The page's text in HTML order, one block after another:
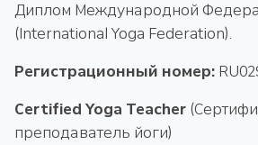
Диплом Международной
(International Yoga Federation).
Регистрационный номер:
Certified Yoga Teacher
преподаватель йоги)